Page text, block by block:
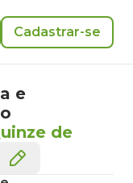
Cadastrar-se
e
de